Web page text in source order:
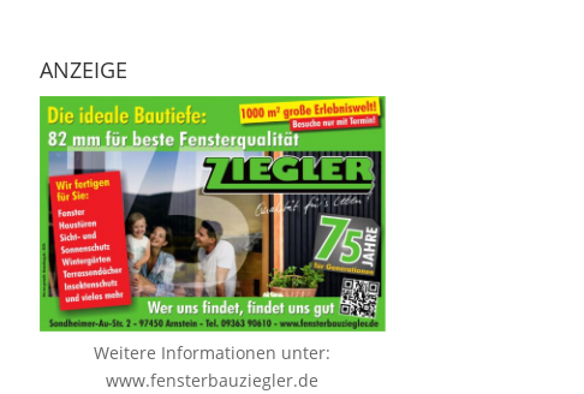
ANZEIGE
Weitere Informationen unter:
www.fensterbauziegler.de